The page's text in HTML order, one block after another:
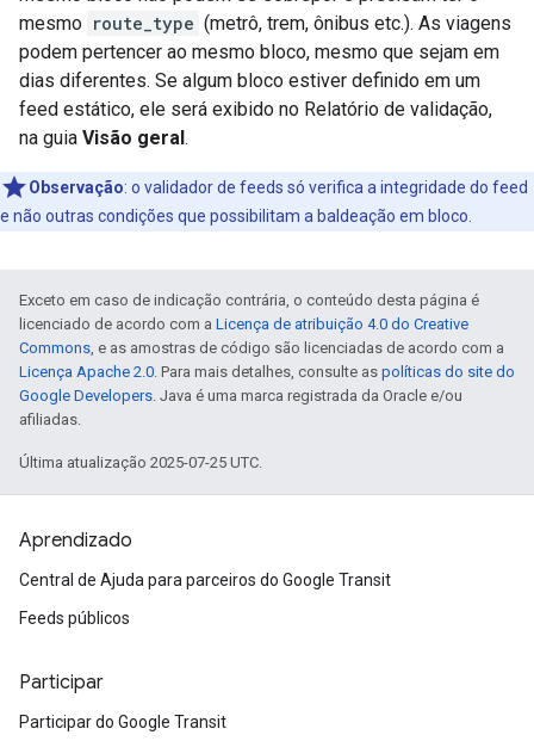
mesmo route_type (metrô, trem, ônibus etc.). As viagens
podem pertencer ao mesmo bloco, mesmo que sejam em
dias diferentes. Se algum bloco estiver definido em um
feed estático, ele será exibido no Relatório de validação,
na guia Visão geral.
Observação: o validador de feeds só verifica a integridade do feed
e não outras condições que possibilitam a baldeação em bloco.
Exceto em caso de indicação contrária, o conteúdo desta página é
licenciado de acordo com a Licença de atribuição 4.0 do Creative
Commons, e as amostras de código são licenciadas de acordo com a
Licença Apache 2.0. Para mais detalhes, consulte as políticas do site do
Google Developers. Java é uma marca registrada da Oracle e/ou
afiliadas.
Última atualização 2025-07-25 UTC.
Aprendizado
Central de Ajuda para parceiros do Google Transit
Feeds públicos
Participar
Participar do Google Transit